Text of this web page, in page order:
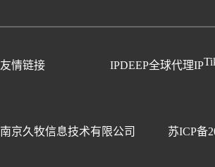
友情链接 IPDEEP全球代理IP
南京久牧信息技术有限公司 苏ICP备